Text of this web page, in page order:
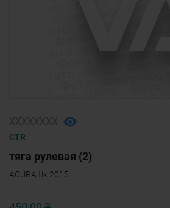
CTR
тяга рулевая (2)
ACURA tlx 2015